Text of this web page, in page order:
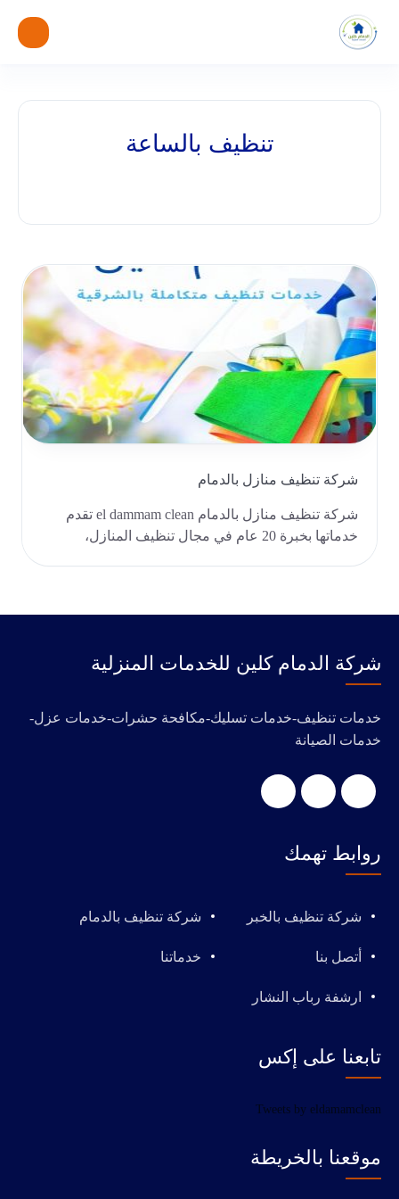
تنظيف بالساعة
شركة تنظيف منازل بالدمام
شركة تنظيف منازل بالدمام el dammam clean تقدم
خدماتها بخبرة 20 عام في مجال تنظيف المنازل،
‭‬شركة الدمام كلين للخدمات المنزلية
خدمات تنظيف-خدمات تسليك-مكافحة حشرات-خدمات عزل-
خدمات الصيانة
روابط تهمك
شركة تنظيف بالخبر شركة تنظيف بالدمام
أتصل بنا خدماتنا
ارشفة رباب النشار
تابعنا على إكس
Tweets by eldamamclean
موقعنا بالخريطة